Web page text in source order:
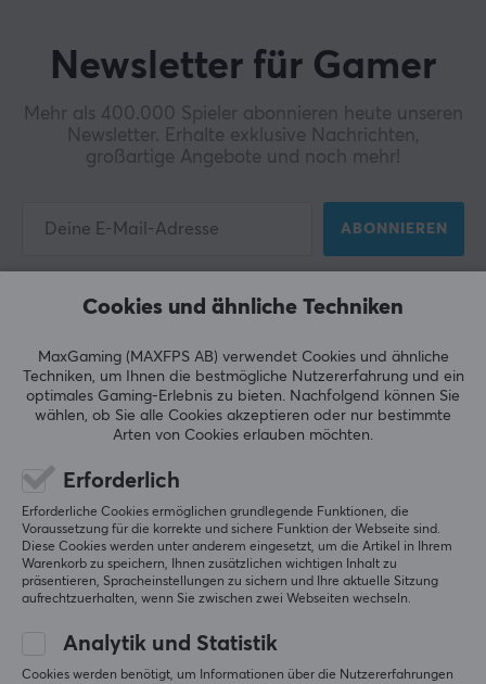
Grafikkarten und Monitore mit hoher Bildwiederholrate
und niedriger Reaktionszeit. Gaming ohne
Kompromisse - zum besten Preis des Jahres!
Newsletter für Gamer
Mehr als 400.000 Spieler abonnieren heute unseren
Newsletter. Erhalte exklusive Nachrichten,
großartige Angebote und noch mehr!
ABONNIEREN
KUNDENDIENST
Geschäftsbedingungen
Häufig gestellte Fragen
MAXGAMING
Cookies
Datenschutzrichtlinie
Impressum
Cookies und ähnliche Techniken
MaxGaming (MAXFPS AB) verwendet Cookies und ähnliche
Techniken, um Ihnen die bestmögliche Nutzererfahrung und ein
optimales Gaming-Erlebnis zu bieten.
Nachfolgend können Sie
wählen, ob Sie alle Cookies akzeptieren oder nur bestimmte
Arten von Cookies erlauben möchten.
Erforderlich
Erforderliche Cookies ermöglichen grundlegende Funktionen, die
Voraussetzung für die korrekte und sichere Funktion der Webseite sind.
Diese Cookies werden unter anderem eingesetzt, um die Artikel in Ihrem
Warenkorb zu speichern, Ihnen zusätzlichen wichtigen Inhalt zu
präsentieren, Spracheinstellungen zu sichern und Ihre aktuelle Sitzung
aufrechtzuerhalten, wenn Sie zwischen zwei Webseiten wechseln.
Analytik und Statistik
Cookies werden benötigt, um Informationen über die Nutzererfahrungen